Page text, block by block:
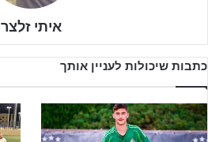
איתי זלצר
כתבות שיכולות לעניין אותך